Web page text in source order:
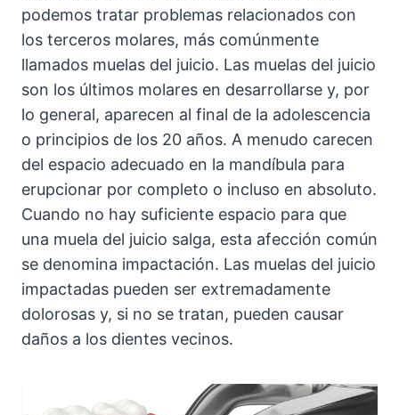
podemos tratar problemas relacionados con
los terceros molares, más comúnmente
llamados muelas del juicio. Las muelas del juicio
son los últimos molares en desarrollarse y, por
lo general, aparecen al final de la adolescencia
o principios de los 20 años. A menudo carecen
del espacio adecuado en la mandíbula para
erupcionar por completo o incluso en absoluto.
Cuando no hay suficiente espacio para que
una muela del juicio salga, esta afección común
se denomina impactación. Las muelas del juicio
impactadas pueden ser extremadamente
dolorosas y, si no se tratan, pueden causar
daños a los dientes vecinos.